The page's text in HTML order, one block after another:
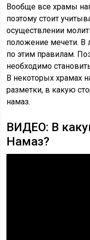
Вообще все храмы
поэтому стоит
осуществлении
положение мечети. В
по этим правилам.
необходимо
В некоторых храмах
разметки, в какую
намаз.
ВИДЕО: В
Намаз?